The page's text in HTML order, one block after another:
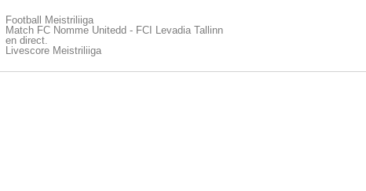
Football Meistriliiga
Match FC Nomme Unitedd - FCI Levadia Tallinn
en direct.
Livescore Meistriliiga